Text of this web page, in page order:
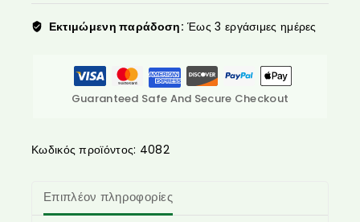
Εκτιμώμενη παράδοση: Έως 3 εργάσιμες ημέρες
Guaranteed Safe And Secure Checkout
Κωδικός προϊόντος: 4082
Επιπλέον πληροφορίες